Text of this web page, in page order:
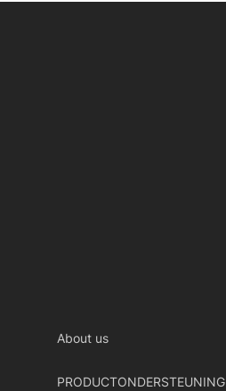
About us
PRODUCTONDERSTEUNING